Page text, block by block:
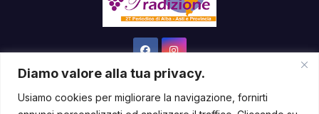
Diamo valore alla tua privacy.
Usiamo cookies per migliorare la navigazione, fornirti